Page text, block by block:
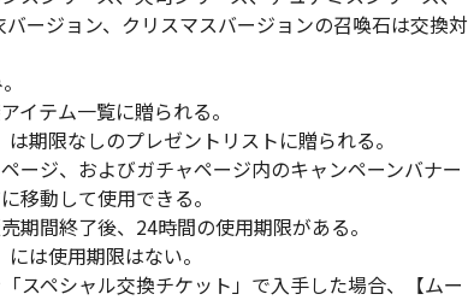
ージョン、クリスマスバージョンの召喚石は交換対
イテム一覧に贈られる。
期限なしのプレゼントリストに贈られる。
ージ、およびガチャページ内のキャンペーンバナー
移動して使用できる。
期間終了後、24時間の使用期限がある。
は使用期限はない。
スペシャル交換チケット」で入手した場合、【ムー